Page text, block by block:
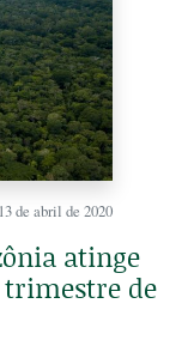
13 de abril de 2020
atinge
de